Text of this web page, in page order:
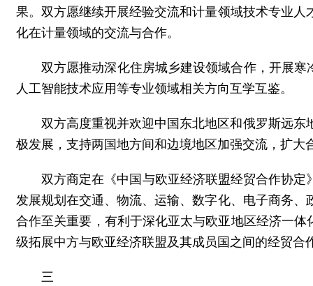
果。双方愿继续开展经验交流和计量领域技术专业
化在计量领域的交流与合作。
双方愿推动深化住房城乡建设领域合作，开展
人工智能技术应用等专业领域相关方向互学互鉴。
双方高度重视并欢迎中国东北地区和俄罗斯远
极发展，支持两国地方间和边境地区加强交流，扩
双方商定在《中国与欧亚经济联盟经贸合作协
发展规划在交通、物流、运输、数字化、电子商务
合作至关重要，有利于深化亚太与欧亚地区经济一
级拓展中方与欧亚经济联盟及其成员国之间的经贸
三